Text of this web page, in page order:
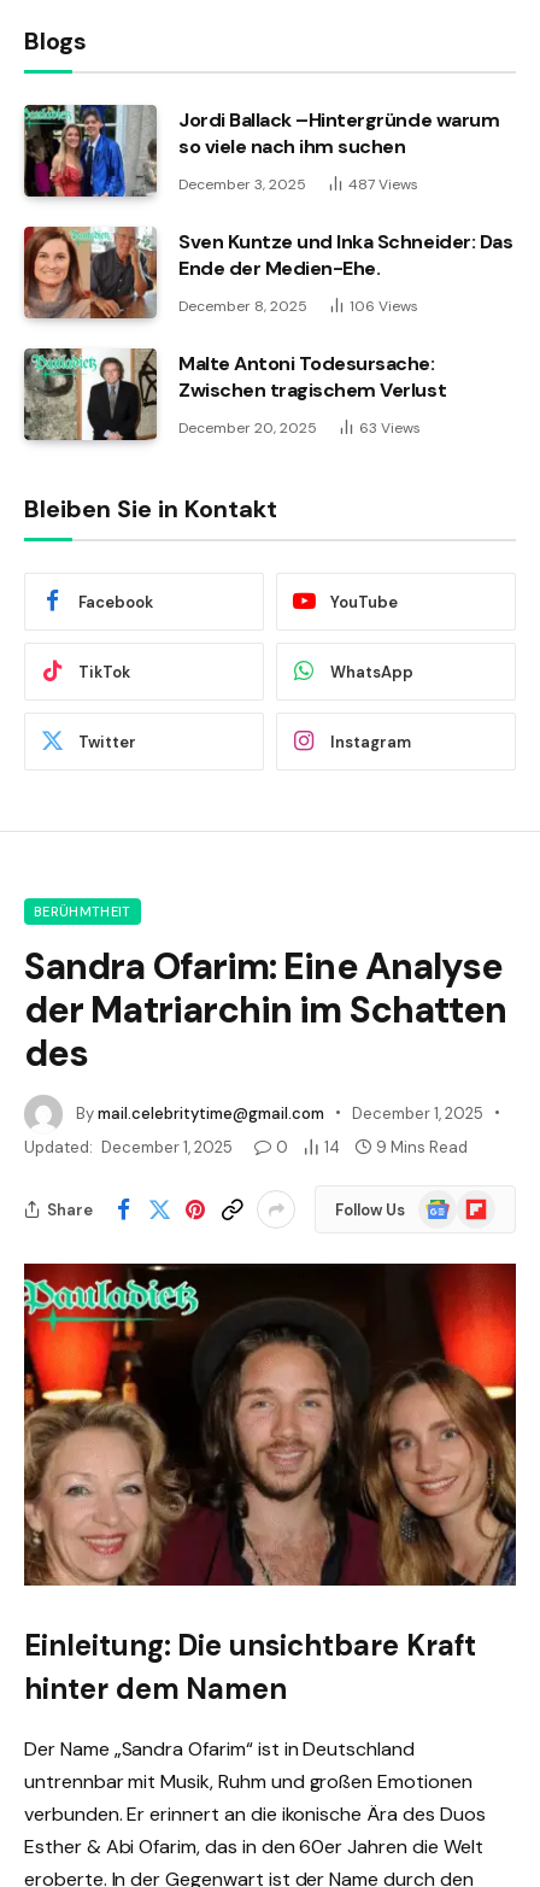
Blogs
Jordi Ballack –Hintergründe warum
so viele nach ihm suchen
December 3, 2025 487Views
Sven Kuntze und Inka Schneider: Das
Ende der Medien-Ehe.
December 8, 2025 106 Views
Malte Antoni Todesursache:
Zwischen tragischem Verlust
December 20, 2025 63 Views
Bleiben Sie in Kontakt
Facebook YouTube
TikTok WhatsApp
Twitter Instagram
BERÜHMTHEIT
Sandra Ofarim: Eine Analyse
der Matriarchin im Schatten
des
Bymail.celebritytime@gmail.com
December 1, 2025
Updated: December 1, 2025 0 14 9 Mins Read
Share Follow Us
GoogleFlipboard
Einleitung: Die unsichtbare Kraft
hinter dem Namen
Der Name „Sandra Ofarim“ ist in Deutschland
untrennbar mit Musik, Ruhm und großen Emotionen
verbunden. Er erinnert an die ikonische Ära des Duos
Esther & Abi Ofarim, das in den 60er Jahren die Welt
eroberte. In der Gegenwart ist der Name durch den